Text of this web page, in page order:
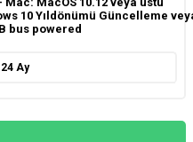
10 Yıldönümü Güncelleme
bus powered
24 Ay